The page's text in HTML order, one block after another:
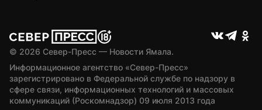
© 2026 Север-Пресс — Новости Ямала.
Информационное агентство «Север-Пресс»
зарегистрировано в Федеральной службе по надзору в
сфере связи, информационных технологий и массовых
коммуникаций (Роскомнадзор) 09 июля 2013 года